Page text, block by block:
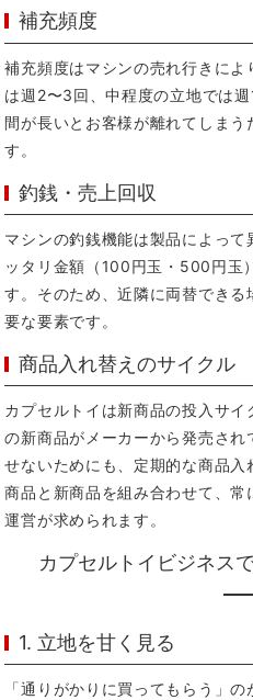
補充頻度
補充頻度はマシンの売れ行きに
は週2〜3回、中程度の立地では
間が長いとお客様が離れてしま
す。
釣銭・売上回収
マシンの釣銭機能は製品によっ
ッタリ金額（100円玉・500円玉
す。そのため、近隣に両替でき
要な要素です。
商品入れ替えのサイクル
カプセルトイは新商品の投入サ
の新商品がメーカーから発売され
せないためにも、定期的な商品
商品と新商品を組み合わせて、常
運営が求められます。
カプセルトイビジネス
1. 立地を甘く見る
「通りがかりに買ってもらう」